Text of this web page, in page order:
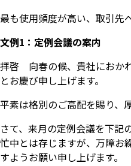
最も使用頻度が高い、取引先
文例1：定例会議の案内
拝啓 向春の候、貴社におか
とお慶び申し上げます。
平素は格別のご高配を賜り、
さて、来月の定例会議を下記
忙中とは存じますが、万障お
すようお願い申し上げます。